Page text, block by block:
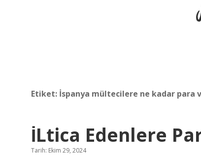
Etiket: İspanya mültecilere ne kadar para
İLtica Edenlere
Tarih: Ekim 29, 2024